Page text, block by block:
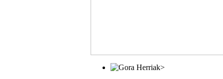
>